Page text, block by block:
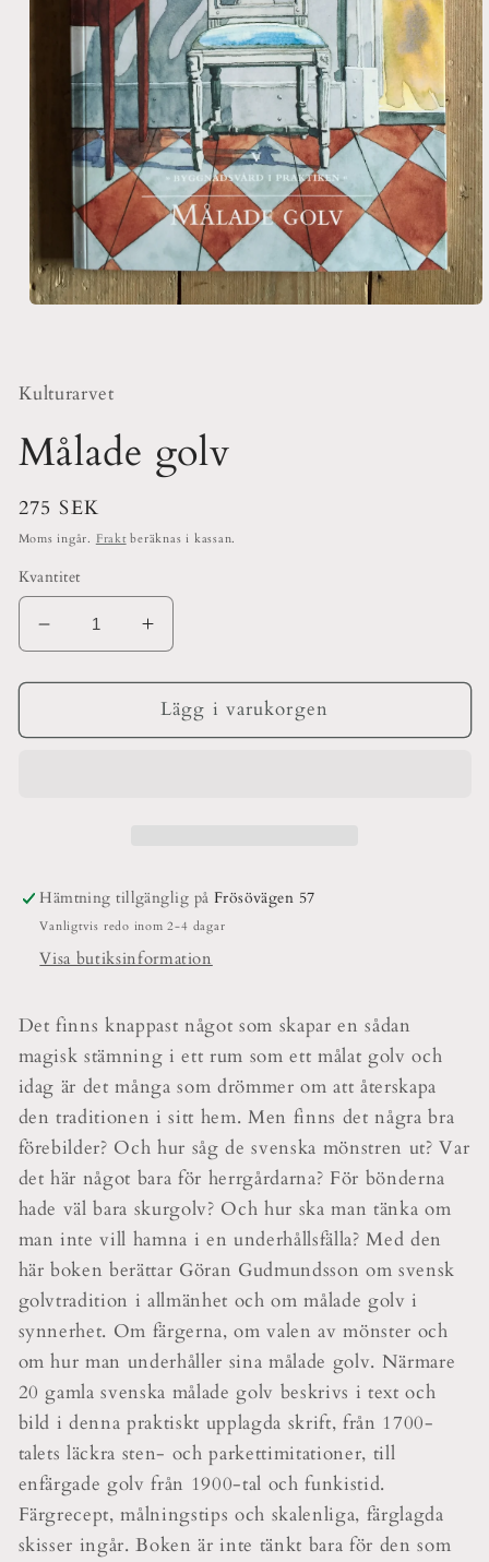
Kulturarvet
Målade golv
Ordinarie
pris
275 SEK
Moms ingår. Fraktberäknas i kassan.
Kvantitet
Minska
kvantitet
för
golv
Öka
kvantitet
för
Målade
golv
Lägg i varukorgen
Hämtning tillgänglig på Frösövägen 57
Vanligtvis redo inom 2-4 dagar
Visa butiksinformation
Det finns knappast något som skapar en sådan
magisk stämning i ett rum som ett målat golv och
idag är det många som drömmer om att återskapa
den traditionen i sitt hem. Men finns det några bra
förebilder? Och hur såg de svenska mönstren ut? Var
det här något bara för herrgårdarna? För bönderna
hade väl bara skurgolv? Och hur ska man tänka om
man inte vill hamna i en underhållsfälla? Med den
här boken berättar Göran Gudmundsson om svensk
golvtradition i allmänhet och om målade golv i
synnerhet. Om färgerna, om valen av mönster och
om hur man underhåller sina målade golv. Närmare
20 gamla svenska målade golv beskrivs i text och
bild i denna praktiskt upplagda skrift, från 1700-
talets läckra sten- och parkettimitationer, till
enfärgade golv från 1900-tal och funkistid.
Färgrecept, målningstips och skalenliga, färglagda
skisser ingår. Boken är inte tänkt bara för den som